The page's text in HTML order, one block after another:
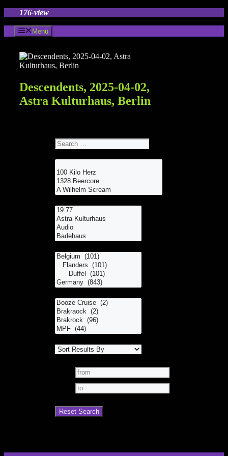
springen
176-view
Menü
Descendents, 2025-04-02,
Astra Kulturhaus, Berlin